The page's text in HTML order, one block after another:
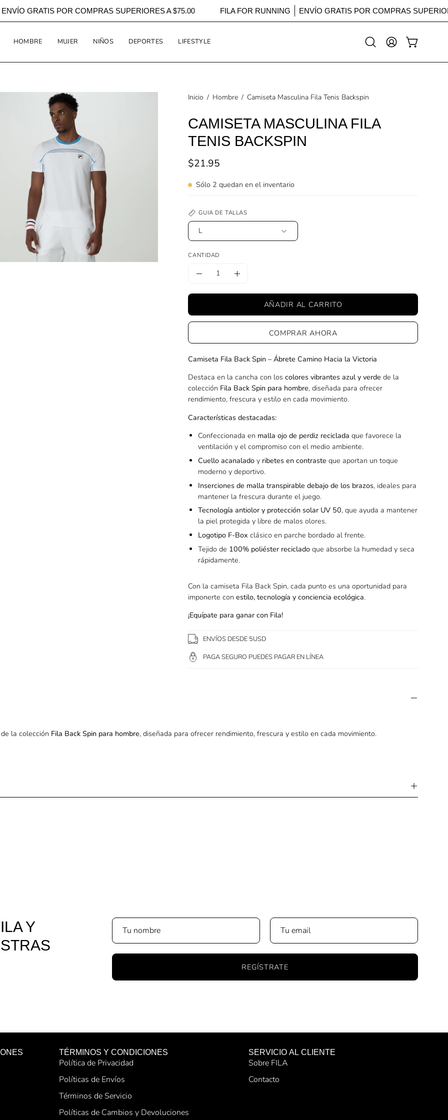
ENVÍO GRATIS POR COMPRAS SUPERIORES A $75.00 FILA FOR RUNNING ENVÍO GRATIS POR COMPRAS
HOMBRE MUJER NIÑOS DEPORTES LIFESTYLE
Abrir MI
CARRO
Inicio / Hombre / Camiseta Masculina Fila Tenis Backspin
CAMISETA MASCULINA FILA
TENIS BACKSPIN
$21.95
Sólo 2 quedan en el inventario
GUIA DE TALLAS
L
CANTIDAD
Cantidad
Disminuir
la
Aumentar
la
cantidadAÑADIR AL CARRITO
COMPRAR AHORA
Camiseta Fila Back Spin – Ábrete Camino Hacia la Victoria
Destaca en la cancha con loscolores vibrantes azul y verde de la
colección Fila Back Spin para hombre, diseñada para ofrecer
rendimiento, frescura y estilo en cada movimiento.
Características destacadas:
Confeccionada en malla ojo de perdiz reciclada que favorece la
ventilación y el compromiso con el medio ambiente.
Cuello acanalado y ribetes en contraste que aportan un toque
moderno y deportivo.
Inserciones de malla transpirable debajo de los brazos, ideales para
mantener la frescura durante el juego.
Tecnología antiolor y protección solar UV 50, que ayuda a mantener
la piel protegida y libre de malos olores.
Logotipo F-Box clásico en parche bordado al frente.
Tejido de 100% poliéster reciclado que absorbe la humedad y seca
rápidamente.
Con la camiseta Fila Back Spin, cada punto es una oportunidad para
imponerte conestilo, tecnología y conciencia ecológica.
¡Equípate para ganar con Fila!
ENVÍOS DESDE 5USD
PAGA SEGURO PUEDES PAGAR EN LÍNEA
de la colección Fila Back Spin para hombre, diseñada para ofrecer rendimiento, frescura y estilo en cada movimiento.
para mantener la frescura durante el juego.
Y
REGÍSTRATE
TÉRMINOS Y CONDICIONES
Política de Privacidad
Políticas de Envíos
Términos de Servicio
Políticas de Cambios y Devoluciones
SERVICIO AL CLIENTE
Sobre FILA
Contacto